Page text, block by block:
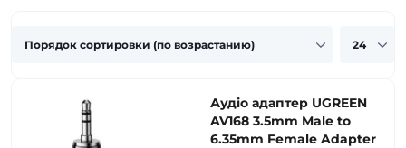
Аудіо адаптер UGREEN
AV168 3.5mm Male to
6.35mm Female Adapter